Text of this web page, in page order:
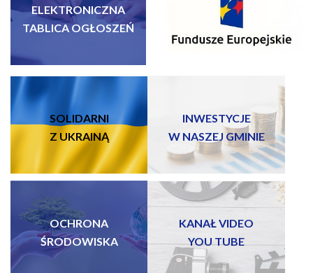
ELEKTRONICZNA
TABLICA OGŁOSZEŃ
FUNDUSZE EUROPEJSKIE
SOLIDARNI
Z UKRAINĄ
INWESTYCJE
W NASZEJ GMINIE
OCHRONA
ŚRODOWISKA
KANAŁ VIDEO
YOU TUBE